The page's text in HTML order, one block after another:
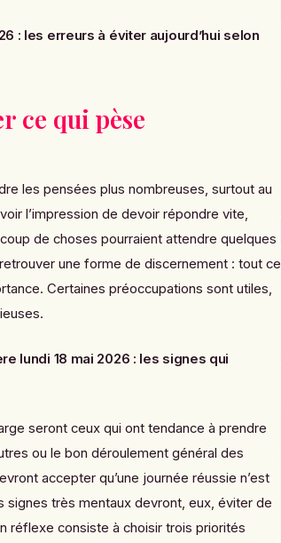
: les erreurs à éviter aujourd’hui selon
ce qui pèse
les pensées plus nombreuses, surtout au
l’impression de devoir répondre vite,
de choses pourraient attendre quelques
une forme de discernement : tout ce
Certaines préoccupations sont utiles,
lundi 18 mai 2026 : les signes qui
seront ceux qui ont tendance à prendre
ou le bon déroulement général des
accepter qu’une journée réussie n’est
très mentaux devront, eux, éviter de
réflexe consiste à choisir trois priorités